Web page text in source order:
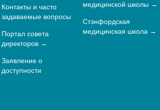
Контакты и часто
задаваемые вопросы
Портал совета
директоров
Заявление о
доступности
медицинской школы
Стэнфордская
медицинская школа